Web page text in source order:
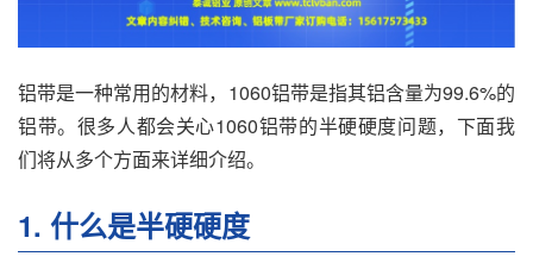
铝带是一种常用的材料， 1060铝带是指其铝含量为99.6%的
铝带。很多人都会关心1060铝带的半硬硬度问题，下面我
们将从多个方面来详细介绍。
1. 什么是半硬硬度